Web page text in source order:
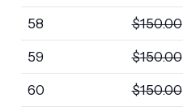
58 $150.00
59 $150.00
60 $150.00